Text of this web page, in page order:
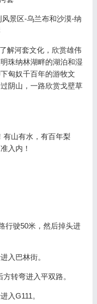
景区-乌兰布和沙漠-纳
河套文化，欣赏雄伟
珠纳林湖畔的湖泊和湿
匈奴千百年的游牧文
阴山，一路欣赏戈壁草
山有水，有百年梨
入内！
驶50米，然后掉头进
入巴林街。
转弯进入平双路。
G111。